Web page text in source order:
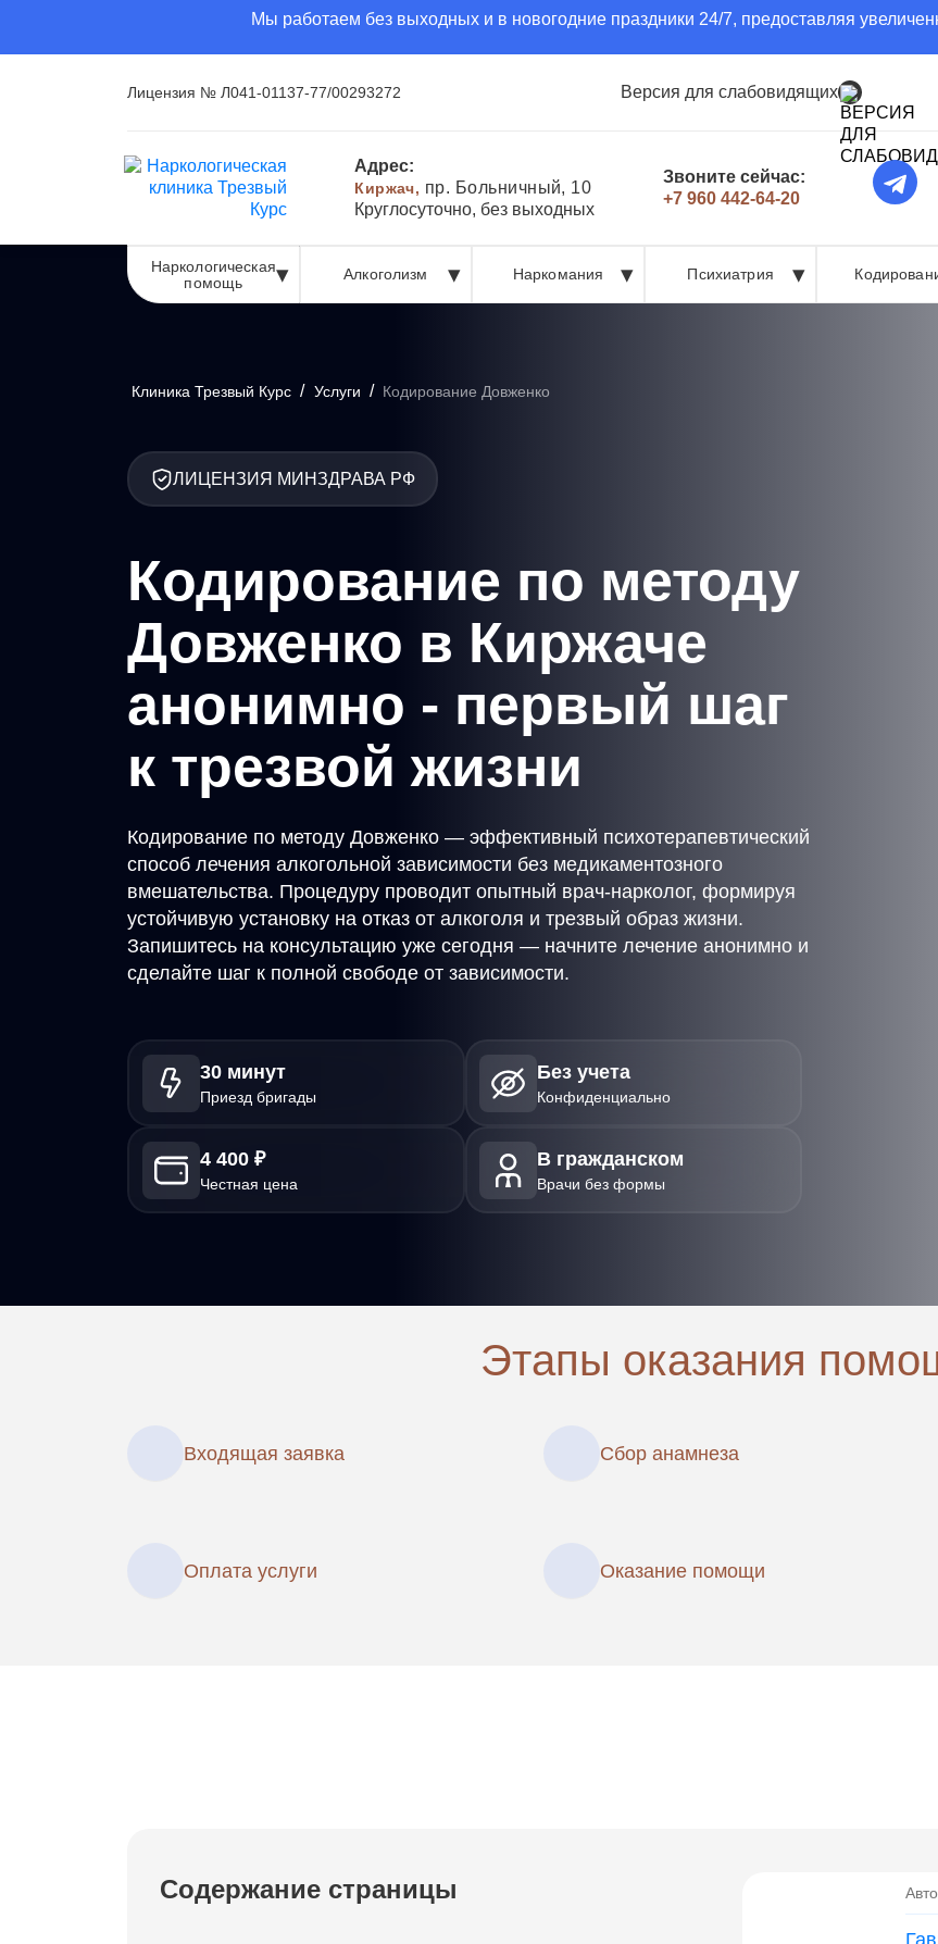
Мы работаем без выходных и в новогодние праздники 24/7, предоставляя
Лицензия № Л041-01137-77/00293272 Версия для слабовидящих
Адрес:
Киржач, пр. Больничный, 10
Круглосуточно, без выходных
Звоните сейчас:
+7 960 442-64-20
Наркологическая
помощь
Алкоголизм Наркомания Психиатрия
Клиника Трезвый Курс / Услуги / Кодирование Довженко
ЛИЦЕНЗИЯ МИНЗДРАВА РФ
Кодирование по методу
Довженко в Киржаче
анонимно - первый шаг
к трезвой жизни
Кодирование по методу Довженко — эффективный психотерапевтический
способ лечения алкогольной зависимости без медикаментозного
вмешательства. Процедуру проводит опытный врач-нарколог, формируя
устойчивую установку на отказ от алкоголя и трезвый образ жизни.
Запишитесь на консультацию уже сегодня — начните лечение анонимно и
сделайте шаг к полной свободе от зависимости.
30 минут
Приезд бригады
Без учета
Конфиденциально
4 400 ₽
Честная цена
В гражданском
Врачи без формы
Этапы оказания
Входящая заявка Сбор анамнеза
Оплата услуги Оказание помощи
Содержание страницы